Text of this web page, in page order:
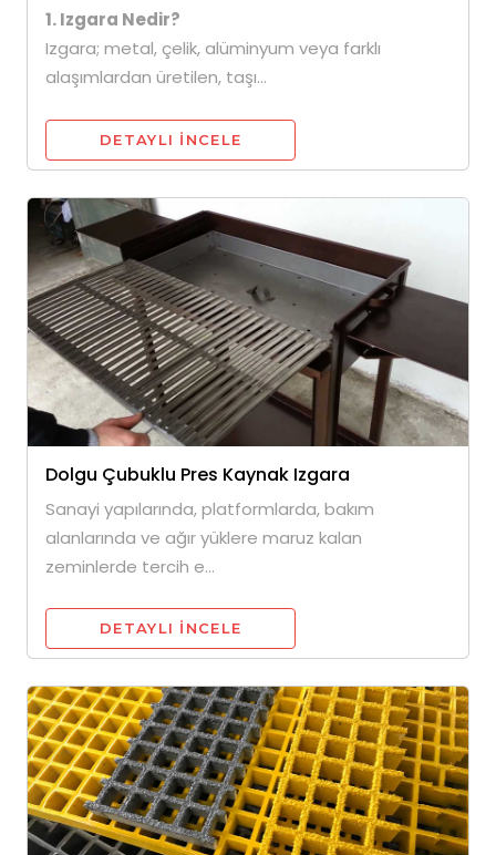
1. Izgara Nedir?
Izgara; metal, çelik, alüminyum veya farklı
alaşımlardan üretilen, taşı...
DETAYLI INCELE
Dolgu Çubuklu Pres Kaynak Izgara
Sanayi yapılarında, platformlarda, bakım
alanlarında ve ağır yüklere maruz kalan
zeminlerde tercih e...
DETAYLI INCELE